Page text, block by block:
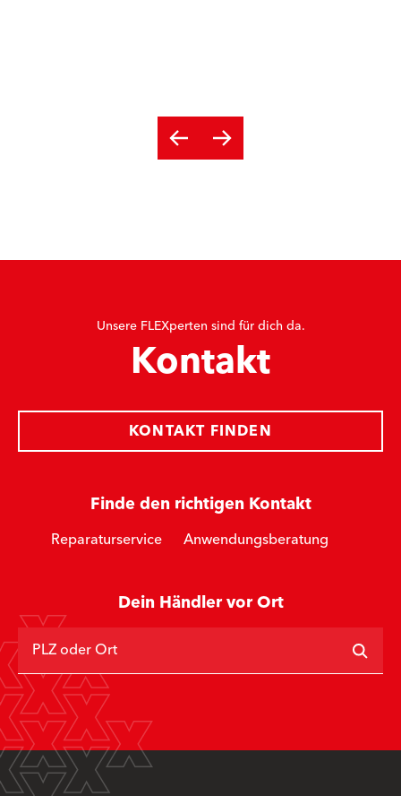
Unsere FLEXperten sind für dich da.
Kontakt
Finde den richtigen Kontakt
Reparaturservice Anwendungsberatung
KONTAKT FINDEN
Dein Händler vor Ort
PLZ oder Ort